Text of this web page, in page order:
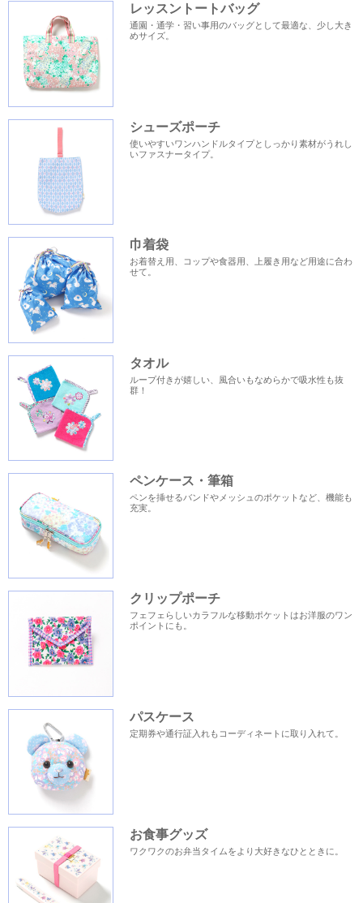
レッスントートバッグ
通園・通学・習い事用のバッグとして最適な、少し大き
めサイズ。
シューズポーチ
使いやすいワンハンドルタイプとしっかり素材がうれし
いファスナータイプ。
巾着袋
お着替え用、コップや食器用、上履き用など用途に合わ
せて。
タオル
ループ付きが嬉しい、風合いもなめらかで吸水性も抜
群！
ペンケース・筆箱
ペンを挿せるバンドやメッシュのポケットなど、機能も
充実。
クリップポーチ
フェフェらしいカラフルな移動ポケットはお洋服のワン
ポイントにも。
パスケース
定期券や通行証入れもコーディネートに取り入れて。
お食事グッズ
ワクワクのお弁当タイムをより大好きなひとときに。